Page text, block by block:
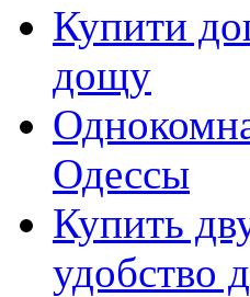
Купити
дощу
Одессы
Купить
удобство